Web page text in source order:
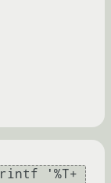
'%T+